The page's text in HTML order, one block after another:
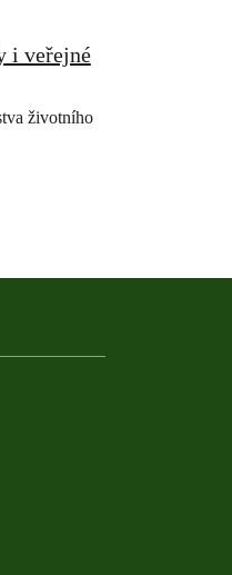
i veřejné
životního